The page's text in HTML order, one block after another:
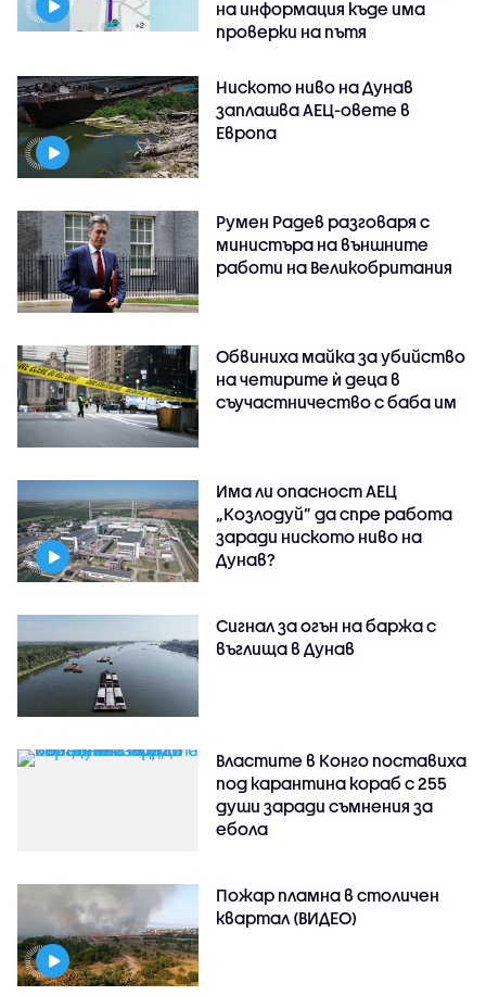
на информация къде има
проверки на пътя
Ниското ниво на Дунав
заплашва АЕЦ-овете в
Европа
Румен Радев разговаря с
министъра на външните
работи на Великобритания
Обвиниха майка за убийство
на четирите ѝ деца в
съучастничество с баба им
Има ли опасност АЕЦ
„Козлодуй” да спре работа
заради ниското ниво на
Дунав?
Сигнал за огън на баржа с
въглища в Дунав
Властите в Конго поставиха
под карантина кораб с 255
души заради съмнения за
ебола
Пожар пламна в столичен
квартал (ВИДЕО)